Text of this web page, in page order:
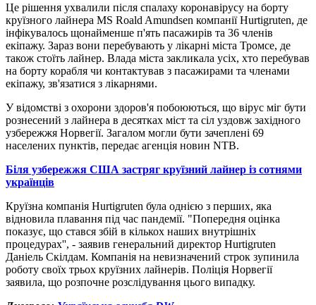
Це рішення ухвалили після спалаху коронавірусу на борту
круїзного лайнера MS Roald Amundsen компанії Hurtigruten, де
інфікувалось щонайменше п'ять пасажирів та 36 членів
екіпажу. Зараз вони перебувають у лікарні міста Тромсе, де
також стоїть лайнер. Влада міста закликала усіх, хто перебував
на борту корабля чи контактував з пасажирами та членами
екіпажу, зв'язатися з лікарнями.
У відомстві з охорони здоров'я побоюються, що вірус міг бути
рознесений з лайнера в десятках міст та сіл уздовж західного
узбережжя Норвегії. Загалом могли бути зачеплені 69
населених пунктів, передає агенція новин NTB.
Біля узбережжя США застряг круїзний лайнер із сотнями
українців
Круїзна компанія Hurtigruten була однією з перших, яка
відновила плавання під час пандемії. "Попередня оцінка
показує, що стався збій в кількох наших внутрішніх
процедурах'', - заявив генеральний директор Hurtigruten
Даніель Скілдам. Компанія на невизначений строк зупинила
роботу своїх трьох круїзних лайнерів. Поліція Норвегії
заявила, що розпочне розслідування цього випадку.